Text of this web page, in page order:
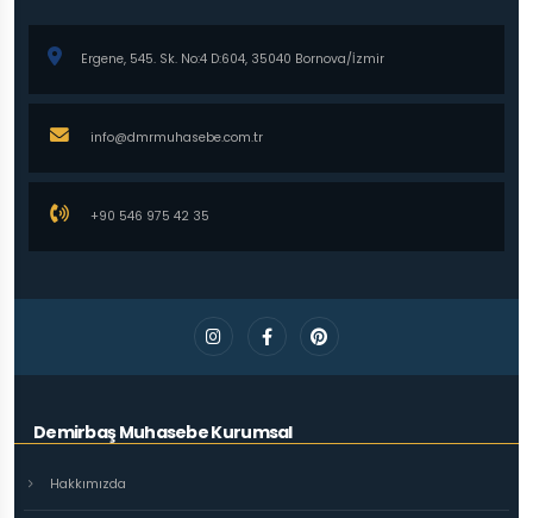
Ergene, 545. Sk. No:4 D:604, 35040 Bornova/İzmir
info@dmrmuhasebe.com.tr
+90 546 975 42 35
Demirbaş Muhasebe Kurumsal
Hakkımızda